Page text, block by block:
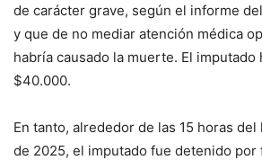
de carácter grave, según el informe
y que de no mediar atención médica
habría causado la muerte. El imputado
$40.000.
En tanto, alrededor de las 15 horas
de 2025, el imputado fue detenido por